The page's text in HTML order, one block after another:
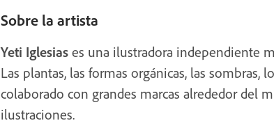
Sobre la artista
Yeti Iglesias es una ilustradora independiente
Las plantas, las formas orgánicas, las
colaborado con grandes marcas alrededor del
ilustraciones.